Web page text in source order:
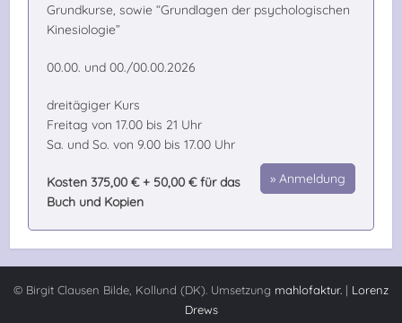
Grundkurse, sowie “Grundlagen der psychologischen
Kinesiologie”
00.00. und 00./00.00.2026
dreitägiger Kurs
Freitag von 17.00 bis 21 Uhr
Sa. und So. von 9.00 bis 17.00 Uhr
Anmeldung
Kosten 375,00 € + 50,00 € für das
Buch und Kopien
© Birgit Clausen Bilde, Kollund (DK). Umsetzung mahlofaktur. | Lorenz
Drews